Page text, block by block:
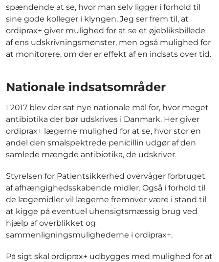
spændende at se, hvor man selv ligger i forhold til
sine gode kolleger i klyngen. Jeg ser frem til, at
ordiprax+ giver mulighed for at se et øjebliksbillede
af ens udskrivningsmønster, men også mulighed for
at monitorere, om der er effekt af en indsats over tid.
Nationale indsatsområder
I 2017 blev der sat nye nationale mål for, hvor meget
antibiotika der bør udskrives i Danmark. Her giver
ordiprax+ lægerne mulighed for at se, hvor stor en
andel den smalspektrede penicillin udgør af den
samlede mængde antibiotika, de udskriver.
Styrelsen for Patientsikkerhed overvåger forbruget
af afhængighedsskabende midler. Også i forhold til
de lægemidler vil lægerne fremover være i stand til
at kigge på eventuel uhensigtsmæssig brug ved
hjælp af overblikket og
sammenligningsmulighederne i ordiprax+.
På sigt skal ordiprax+ udbygges med mulighed for at